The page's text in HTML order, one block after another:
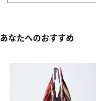
あなたへのおすすめ